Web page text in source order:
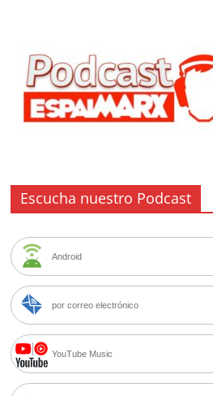
Escucha nuestro Podcast
Android
por correo electrónico
YouTube Music